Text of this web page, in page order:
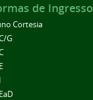
de Ingresso
Cortesia
G